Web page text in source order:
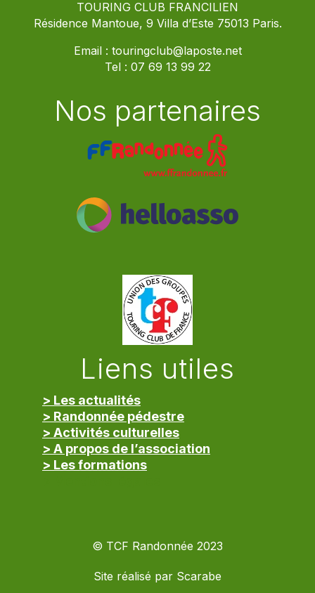
TOURING CLUB FRANCILIEN
Résidence Mantoue, 9 Villa d’Este 75013 Paris.
Email : touringclub@laposte.net
Tel : 07 69 13 99 22
Nos partenaires
Liens utiles
> Les actualités
> Randonnée pédestre
> Activités culturelles
> A propos de l’association
> Les formations
© TCF Randonnée 2023
Site réalisé par Scarabe